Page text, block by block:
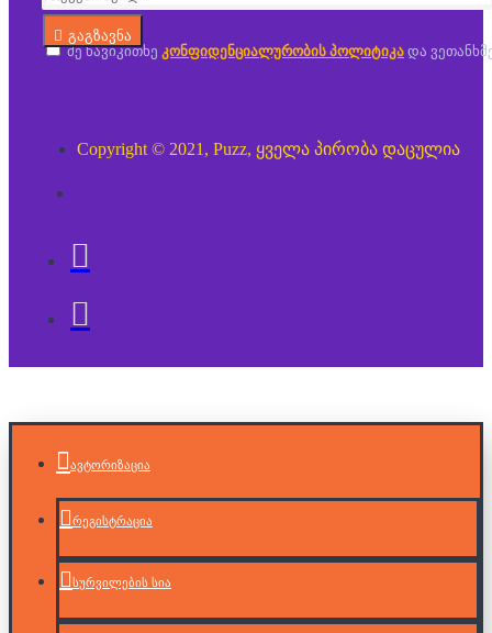
გაგზავნა
მე წავიკითხე კონფიდენციალურობის პოლიტიკა და
Copyright © 2021, Puzz, ყველა პირობა დაცულია
ავტორიზაცია
რეგისტრაცია
სურვილების სია